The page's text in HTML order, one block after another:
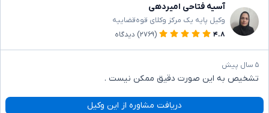
آسیه فتاحی امیردهی
وکیل پایه یک مرکز وکلای قوه‌قضاییه
۴.۸
(۲۷۶۹) دیدگاه
۵ سال پیش
تشخیص به این صورت دقیق ممکن نیست .
دریافت مشاوره از این وکیل